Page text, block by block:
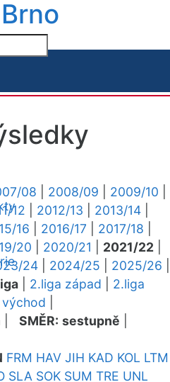
08 2008/09 2009/10
12 2012/13 2013/14
16 2016/17 2017/18
20 2020/21 2021/22
24 2024/25 2025/26
2.liga západ
2.liga
SMĚR: sestupně
FRM HAV JIH KAD KOL LTM
SLA SOK SUM TRE UNL